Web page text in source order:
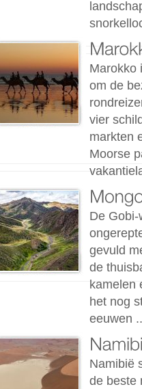
Marokko
om de
vier
markten
Moorse
De
gevuld
de
kamelen
het nog
eeuwen
Namibië
de beste